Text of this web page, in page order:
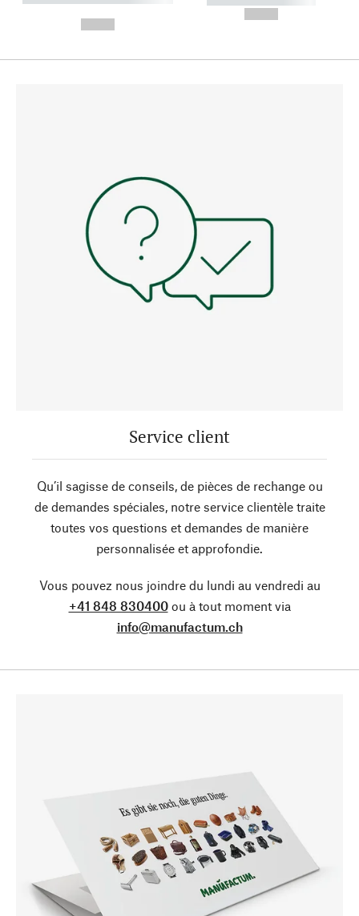
Service client
Qu’il sagisse de conseils, de pièces de rechange ou
de demandes spéciales, notre service clientèle traite
toutes vos questions et demandes de manière
personnalisée et approfondie.
Vous pouvez nous joindre du lundi au vendredi au
+41 848 830400ou à tout moment via
info@manufactum.ch